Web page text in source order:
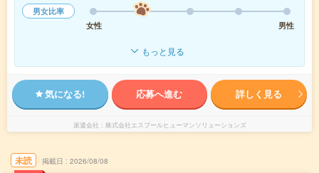
男女比率
女性
男性
もっと見る
気になる! 応募へ進む 詳しく見る
派遣会社 株式会社エスプールヒューマンソリューションズ
未読 掲載日 2026/08/08